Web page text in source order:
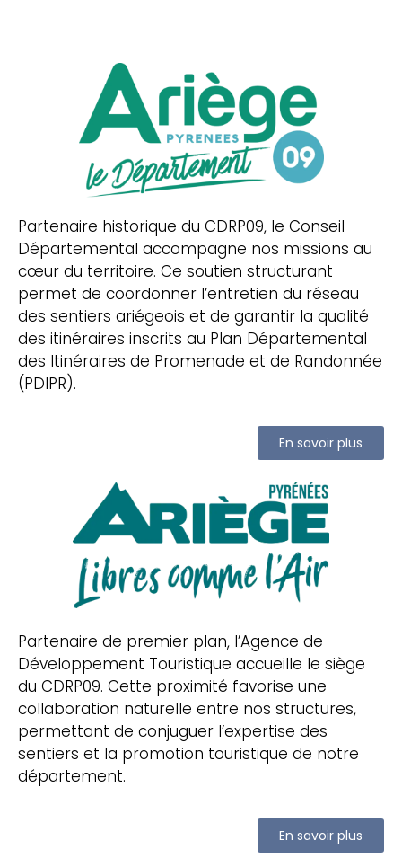
Partenaire historique du CDRP09, le Conseil
Départemental accompagne nos missions au
cœur du territoire. Ce soutien structurant
permet de coordonner l’entretien du réseau
des sentiers ariégeois et de garantir la qualité
des itinéraires inscrits au Plan Départemental
des Itinéraires de Promenade et de Randonnée
(PDIPR).
En savoir plus
Partenaire de premier plan, l’Agence de
Développement Touristique accueille le siège
du CDRP09. Cette proximité favorise une
collaboration naturelle entre nos structures,
permettant de conjuguer l’expertise des
sentiers et la promotion touristique de notre
département.
En savoir plus